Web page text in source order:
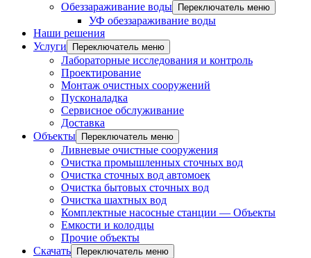
Обеззараживание воды
Переключатель меню
УФ обеззараживание воды
Наши решения
Услуги
Переключатель меню
Лабораторные исследования и контроль
Проектирование
Монтаж очистных сооружений
Пусконаладка
Сервисное обслуживание
Доставка
Объекты
Переключатель меню
Ливневые очистные сооружения
Очистка промышленных сточных вод
Очистка сточных вод автомоек
Очистка бытовых сточных вод
Очистка шахтных вод
Комплектные насосные станции — Объекты
Емкости и колодцы
Прочие объекты
Скачать
Переключатель меню